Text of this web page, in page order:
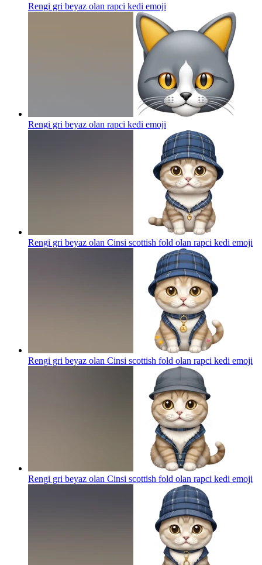
Rengi gri beyaz olan rapci kedi emoji
Rengi gri beyaz olan rapci kedi emoji
Rengi gri beyaz olan Cinsi scottish fold olan rapci kedi emoji
Rengi gri beyaz olan Cinsi scottish fold olan rapci kedi emoji
Rengi gri beyaz olan Cinsi scottish fold olan rapci kedi emoji